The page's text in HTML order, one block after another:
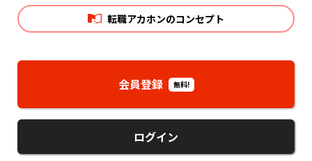
転職アカホンのコンセプト
会員登録 無料!
ログイン